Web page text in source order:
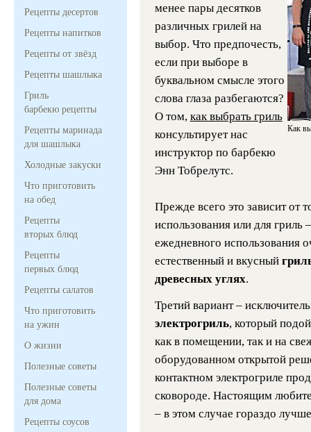
Рецепты десертов
Рецепты напитков
Рецепты от звёзд
Рецепты шашлыка
Гриль
барбекю рецепты
Рецепты маринада
для шашлыка
Холодные закуски
Что приготовить
на обед
Рецепты
вторых блюд
Рецепты
первых блюд
Рецепты салатов
Что приготовить
на ужин
О жизни
Полезные советы
Полезные советы
для дома
Рецепты соусов
Как
менее пары десятков
различных грилей на
выбор. Что предпочесть,
если при выборе в
буквальном смысле этого
слова глаза разбегаются?
О том, как выбрать гриль
консультирует нас
инструктор по барбекю
Энн Тобрелутс.
Прежде всего это зависит от
использования или для
ежедневного использования
естественный и вкусный
древесных углях.
Третий вариант –
электрогриль, который
как в помещении, так и на
оборудованном открытой
контактном электрогриле
сковороде. Настоящим
– в этом случае гораздо